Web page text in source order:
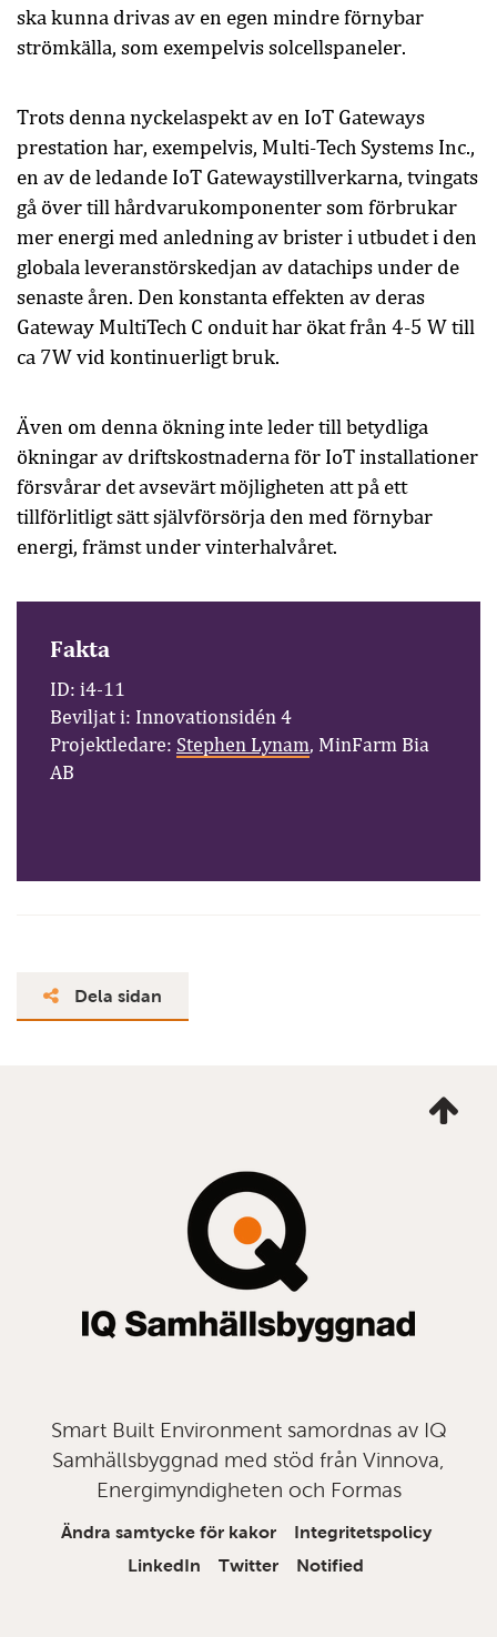
ska kunna drivas av en egen mindre förnybar
strömkälla, som exempelvis solcellspaneler.
Trots denna nyckelaspekt av en IoT Gateways
prestation har, exempelvis, Multi-Tech Systems Inc.,
en av de ledande IoT Gatewaystillverkarna, tvingats
gå över till hårdvarukomponenter som förbrukar
mer energi med anledning av brister i utbudet i den
globala leveranstörskedjan av datachips under de
senaste åren. Den konstanta effekten av deras
Gateway MultiTech C onduit har ökat från 4-5 W till
ca 7W vid kontinuerligt bruk.
Även om denna ökning inte leder till betydliga
ökningar av driftskostnaderna för IoT installationer
försvårar det avsevärt möjligheten att på ett
tillförlitligt sätt självförsörja den med förnybar
energi, främst under vinterhalvåret.
Fakta
ID: i4-11
Beviljat i: Innovationsidén 4
Projektledare: Stephen Lynam, MinFarm Bia
AB
Dela sidan
mig
Smart Built Environment samordnas av IQ
Samhällsbyggnad med stöd från Vinnova,
Energimyndigheten och Formas
Ändra samtycke för kakor
Integritetspolicy
LinkedIn
Twitter Notified